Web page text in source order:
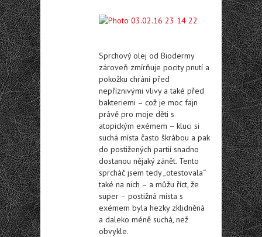
Sprchový olej od Biodermy
zároveň zmírňuje pocity pnutí a
pokožku chrání před
nepříznivými vlivy a také před
bakteriemi – což je moc fajn
právě pro moje děti s
atopickým exémem – kluci si
suchá místa často škrábou a pak
do postižených partií snadno
dostanou nějaký zánět. Tento
sprcháč jsem tedy „otestovala“
také na nich – a můžu říct, že
super – postižná místa s
exémem byla hezky zklidněná
a daleko méně suchá, než
obvykle.